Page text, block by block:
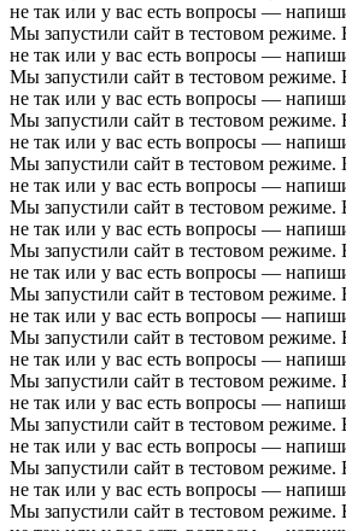
не так или у вас есть вопросы —
Мы запустили сайт в тестовом режиме.
не так или у вас есть вопросы —
Мы запустили сайт в тестовом режиме.
не так или у вас есть вопросы —
Мы запустили сайт в тестовом режиме.
не так или у вас есть вопросы —
Мы запустили сайт в тестовом режиме.
не так или у вас есть вопросы —
Мы запустили сайт в тестовом режиме.
не так или у вас есть вопросы —
Мы запустили сайт в тестовом режиме.
не так или у вас есть вопросы —
Мы запустили сайт в тестовом режиме.
не так или у вас есть вопросы —
Мы запустили сайт в тестовом режиме.
не так или у вас есть вопросы —
Мы запустили сайт в тестовом режиме.
не так или у вас есть вопросы —
Мы запустили сайт в тестовом режиме.
не так или у вас есть вопросы —
Мы запустили сайт в тестовом режиме.
не так или у вас есть вопросы —
Мы запустили сайт в тестовом режиме.